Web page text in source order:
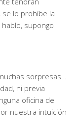
se lo prohíbe la
supongo
sorpresas…
ni previa
oficina de
nuestra intuición